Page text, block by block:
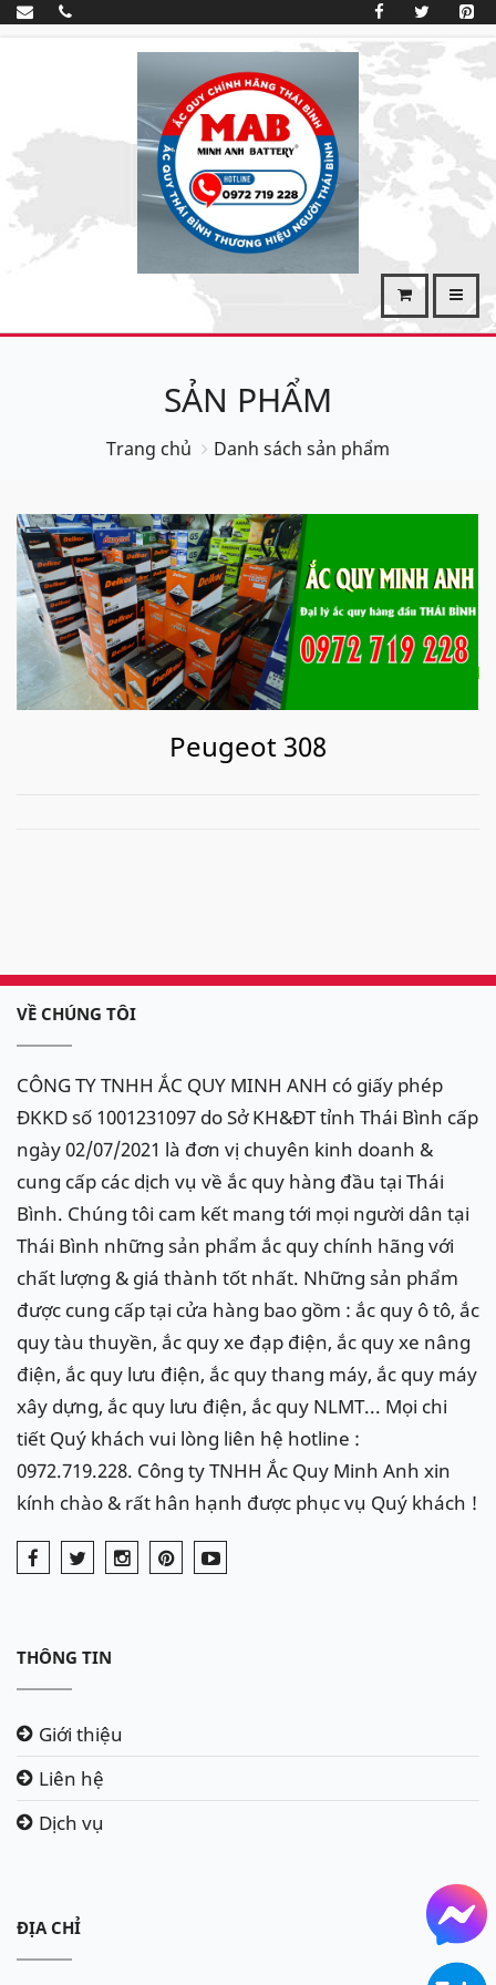
SẢN PHẨM
Trang chủ Danh sách sản phẩm
Peugeot 308
VỀ CHÚNG TÔI
CÔNG TY TNHH ẮC QUY MINH ANH có giấy phép
ĐKKD số 1001231097 do Sở KH&ĐT tỉnh Thái Bình cấp
ngày 02/07/2021 là đơn vị chuyên kinh doanh &
cung cấp các dịch vụ về ắc quy hàng đầu tại Thái
Bình. Chúng tôi cam kết mang tới mọi người dân tại
Thái Bình những sản phẩm ắc quy chính hãng với
chất lượng & giá thành tốt nhất. Những sản phẩm
được cung cấp tại cửa hàng bao gồm : ắc quy ô tô, ắc
quy tàu thuyền, ắc quy xe đạp điện, ắc quy xe nâng
điện, ắc quy lưu điện, ắc quy thang máy, ắc quy máy
xây dựng, ắc quy lưu điện, ắc quy NLMT... Mọi chi
tiết Quý khách vui lòng liên hệ hotline :
0972.719.228. Công ty TNHH Ắc Quy Minh Anh xin
kính chào & rất hân hạnh được phục vụ Quý khách !
THÔNG TIN
Giới thiệu
Liên hệ
Dịch vụ
ĐỊA CHỈ